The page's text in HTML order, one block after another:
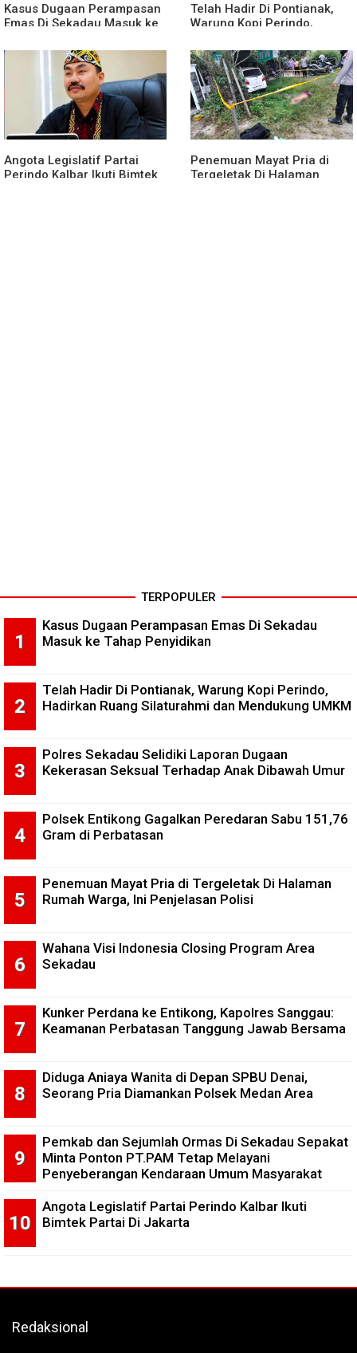
Kasus Dugaan Perampasan
Emas Di Sekadau Masuk ke
Telah Hadir Di Pontianak,
Warung Kopi Perindo,
dan Mendukung UMKM
Angota Legislatif Partai
Perindo Kalbar Ikuti Bimtek
Penemuan Mayat Pria di
Tergeletak Di Halaman
TERPOPULER
Kasus Dugaan Perampasan Emas Di Sekadau
Masuk ke Tahap Penyidikan
Telah Hadir Di Pontianak, Warung Kopi Perindo,
Hadirkan Ruang Silaturahmi dan Mendukung UMKM
Polres Sekadau Selidiki Laporan Dugaan
Kekerasan Seksual Terhadap Anak Dibawah Umur
Polsek Entikong Gagalkan Peredaran Sabu 151,76
Gram di Perbatasan
Penemuan Mayat Pria di Tergeletak Di Halaman
Rumah Warga, Ini Penjelasan Polisi
Wahana Visi Indonesia Closing Program Area
Sekadau
Kunker Perdana ke Entikong, Kapolres Sanggau:
Keamanan Perbatasan Tanggung Jawab Bersama
Diduga Aniaya Wanita di Depan SPBU Denai,
Seorang Pria Diamankan Polsek Medan Area
Pemkab dan Sejumlah Ormas Di Sekadau Sepakat
Minta Ponton PT.PAM Tetap Melayani
Penyeberangan Kendaraan Umum Masyarakat
Angota Legislatif Partai Perindo Kalbar Ikuti
Bimtek Partai Di Jakarta
Redaksional